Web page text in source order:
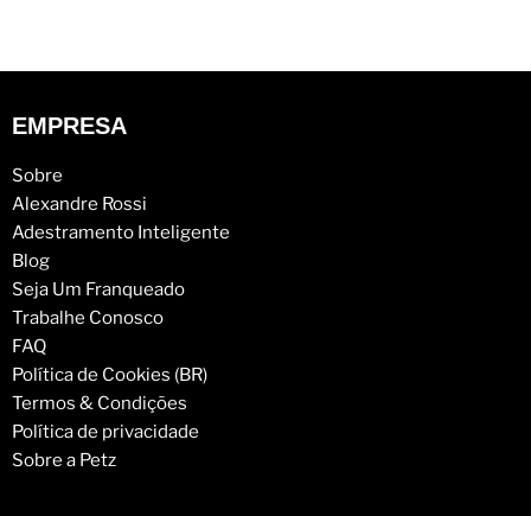
EMPRESA
Sobre
Alexandre Rossi
Adestramento Inteligente
Blog
Seja Um Franqueado
Trabalhe Conosco
FAQ
Política de Cookies (BR)
Termos & Condições
Política de privacidade
Sobre a Petz